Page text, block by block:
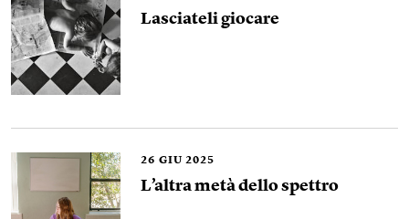
Lasciateli giocare
26 GIU 2025
L’altra metà dello spettro